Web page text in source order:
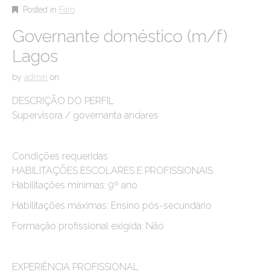
Posted in Faro
Governante doméstico (m/f)
Lagos
by admin on
DESCRIÇÃO DO PERFIL
Supervisora / governanta andares
Condições requeridas
HABILITAÇÕES ESCOLARES E PROFISSIONAIS
Habilitações mínimas: 9º ano
Habilitações máximas: Ensino pós-secundário
Formação profissional exigida: Não
EXPERIÊNCIA PROFISSIONAL